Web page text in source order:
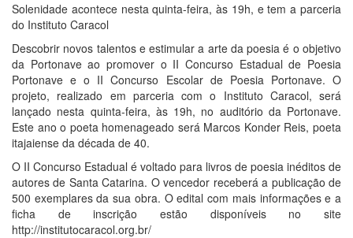
Solenidade acontece nesta quinta-feira, às 19h, e tem a parceria
do Instituto Caracol
Descobrir novos talentos e estimular a arte da poesia é o objetivo
da Portonave ao promover o II Concurso Estadual de Poesia
Portonave e o II Concurso Escolar de Poesia Portonave. O
projeto, realizado em parceria com o Instituto Caracol, será
lançado nesta quinta-feira, às 19h, no auditório da Portonave.
Este ano o poeta homenageado será Marcos Konder Reis, poeta
itajaiense da década de 40.
O II Concurso Estadual é voltado para livros de poesia inéditos de
autores de Santa Catarina. O vencedor receberá a publicação de
500 exemplares da sua obra. O edital com mais informações e a
ficha de inscrição estão disponíveis no site
http://institutocaracol.org.br/